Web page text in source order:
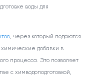
воды для
, через который подаются
добавки в
процесса. Это позволяет
с химводоподготовкой,